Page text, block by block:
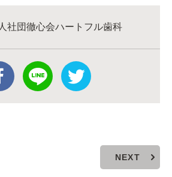
社団徹心会ハートフル歯科
NEXT